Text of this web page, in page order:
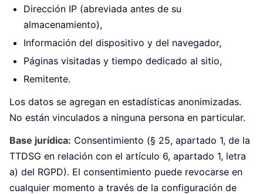
Dirección IP (abreviada antes de su
almacenamiento),
Información del dispositivo y del navegador,
Páginas visitadas y tiempo dedicado al sitio,
Remitente.
Los datos se agregan en estadísticas anonimizadas.
No están vinculados a ninguna persona en particular.
Base jurídica: Consentimiento (§ 25, apartado 1, de la
TTDSG en relación con el artículo 6, apartado 1, letra
a) del RGPD). El consentimiento puede revocarse en
cualquier momento a través de la configuración de